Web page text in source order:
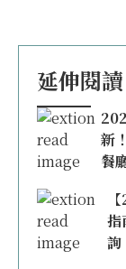
延伸閱讀
新
餐
指
詢